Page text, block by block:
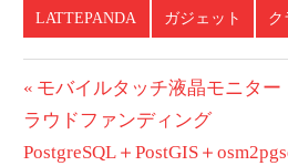
LATTEPANDA ガジェット ク
投
稿
前
の
投
モバイルタッチ液晶モニター
ラウドファンディング
次
PostgreSQL＋PostGIS＋